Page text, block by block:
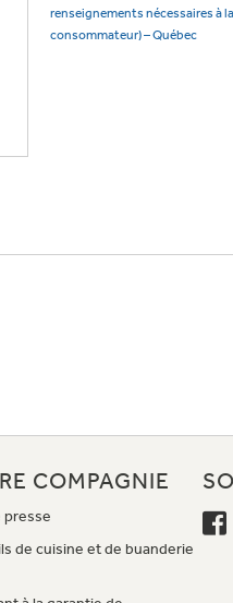
renseignements nécessaires à
consommateur) – Québec
COMPAGNIE
presse
de cuisine et de buanderie